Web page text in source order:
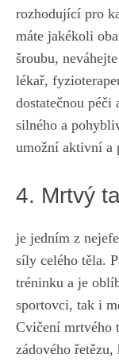
rozhodující pro
máte jakékoli‌
šroubu,
lékař,
dostatečnou péči
silného a⁣
umožní aktivní a
4. Mrtvý
je jedním z
síly celého⁤ těla.
tréninku a je
sportovci, tak i
Cvičení mrtvého
zádového⁣